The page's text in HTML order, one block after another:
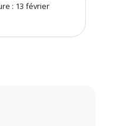
: 13 février